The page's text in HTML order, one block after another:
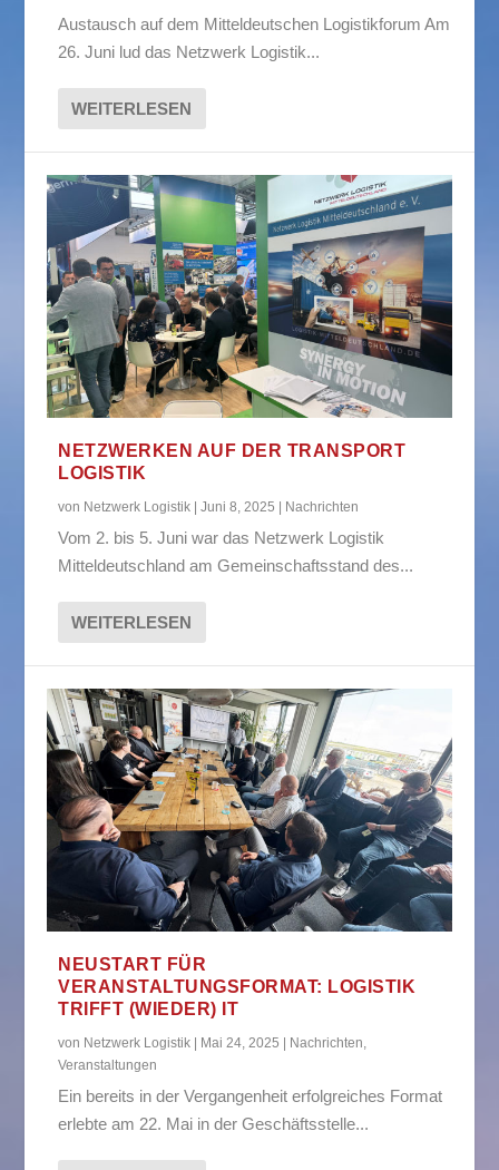
Austausch auf dem Mitteldeutschen Logistikforum Am
26. Juni lud das Netzwerk Logistik...
WEITERLESEN
NETZWERKEN AUF DER TRANSPORT
LOGISTIK
von Netzwerk Logistik |Juni 8, 2025 Nachrichten
Vom 2. bis 5. Juni war das Netzwerk Logistik
Mitteldeutschland am Gemeinschaftsstand des...
WEITERLESEN
NEUSTART FÜR
VERANSTALTUNGSFORMAT: LOGISTIK
TRIFFT (WIEDER) IT
von Netzwerk Logistik Mai 24, 2025 Nachrichten,
Veranstaltungen
Ein bereits in der Vergangenheit erfolgreiches Format
erlebte am 22. Mai in der Geschäftsstelle...